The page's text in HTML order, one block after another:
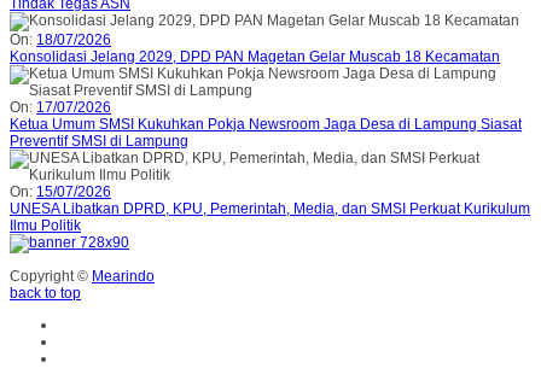
Tindak Tegas ASN
On: 18/07/2026
Konsolidasi Jelang 2029, DPD PAN Magetan Gelar Muscab 18 Kecamatan
On: 17/07/2026
Ketua Umum SMSI Kukuhkan Pokja Newsroom Jaga Desa di Lampung Siasat
Preventif SMSI di Lampung
On: 15/07/2026
UNESA Libatkan DPRD, KPU, Pemerintah, Media, dan SMSI Perkuat Kurikulum
Ilmu Politik
Copyright © Mearindo
back to top